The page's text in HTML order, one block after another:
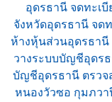
อุดรธานี จดทะเ
จังหวัดอุดรธานี จด
ห้างหุ้นส่วนอุดรธา
วางระบบบัญชีอุดร
บัญชีอุดรธานี ตรวจ
หนองวัวซอ กุมภว